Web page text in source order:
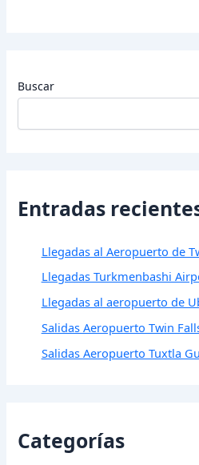
Buscar
Entradas
Llegadas al Aeropuerto de
Llegadas Turkmenbashi
Llegadas al aeropuerto de
Salidas Aeropuerto Twin
Salidas Aeropuerto Tuxtla
Categorías